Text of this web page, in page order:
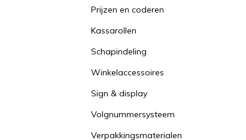
Prijzen en coderen
Kassarollen
Schapindeling
Winkelaccessoires
Sign & display
Volgnummersysteem
Verpakkingsmaterialen